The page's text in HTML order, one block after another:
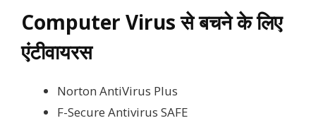
Computer Virus से बचने के लिए
एंटीवायरस
Norton AntiVirus Plus
F-Secure Antivirus SAFE